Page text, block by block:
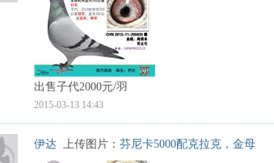
出售子代2000元/羽
2015-03-13 14:43
伊达 上传图片： 芬尼卡5000配克拉克，金母